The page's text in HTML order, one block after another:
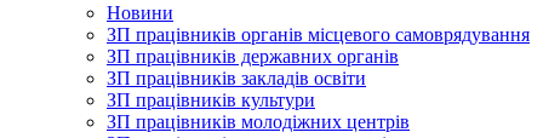
Новини
ЗП працівників органів місцевого самоврядування
ЗП працівників державних органів
ЗП працівників закладів освіти
ЗП працівників культури
ЗП працівників молодіжних центрів